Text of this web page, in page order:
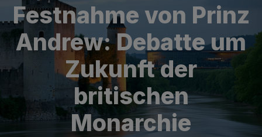
Festnahme von Prinz
Andrew: Debatte um
Zukunft der
britischen
Monarchie